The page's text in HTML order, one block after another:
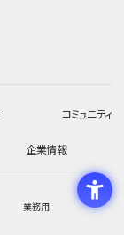
コミュニティ
企業情報
業務用